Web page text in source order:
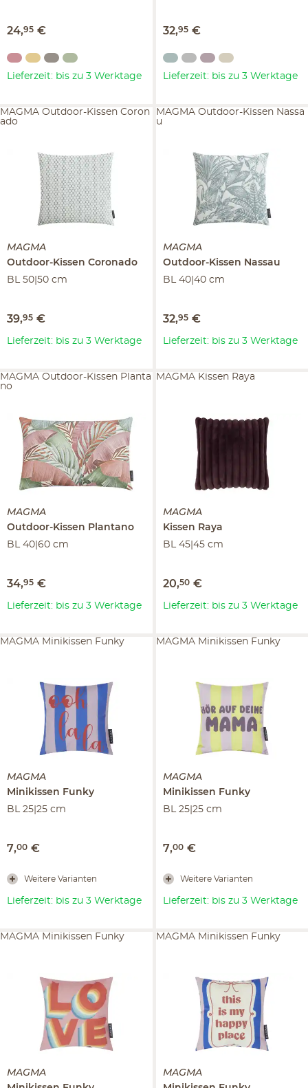
24,95 €
Lieferzeit: bis zu 3 Werktage
32,95 €
Lieferzeit: bis zu 3 Werktage
MAGMA
Outdoor-Kissen Coronado
BL 50|50 cm
39,95 €
MAGMA Outdoor-Kissen Coron
ado
Lieferzeit: bis zu 3 Werktage
MAGMA
Outdoor-Kissen Nassau
BL 40|40 cm
32,95 €
MAGMA Outdoor-Kissen Nassa
u
Lieferzeit: bis zu 3 Werktage
MAGMA
Outdoor-Kissen Plantano
BL 40|60 cm
34,95 €
MAGMA Outdoor-Kissen Planta
no
Lieferzeit: bis zu 3 Werktage
MAGMA
Kissen Raya
BL 45|45 cm
20,50 €
MAGMA Kissen Raya
Lieferzeit: bis zu 3 Werktage
MAGMA
Minikissen Funky
BL 25|25 cm
7,00 €
MAGMA Minikissen Funky
Weitere Varianten
Lieferzeit: bis zu 3 Werktage
MAGMA
Minikissen Funky
BL 25|25 cm
7,00 €
MAGMA Minikissen Funky
Weitere Varianten
Lieferzeit: bis zu 3 Werktage
MAGMA
MAGMA Minikissen Funky
MAGMA
MAGMA Minikissen Funky